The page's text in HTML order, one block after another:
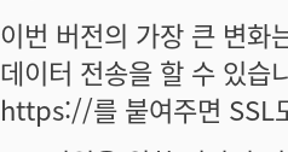
이번 버전의 가장 큰 변화
데이터 전송을 할 수 있
https://를 붙여주면 SSL